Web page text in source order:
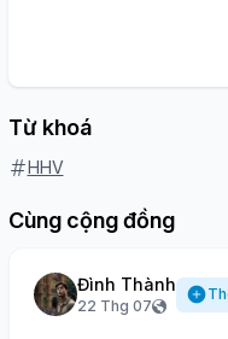
Từ khoá
HHV
Cùng cộng đồng
Đình Thành
22 Thg 07